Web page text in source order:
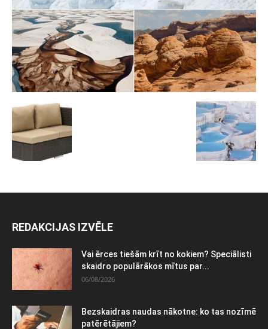
REDAKCIJAS IZVĒLE
Vai ērces tiešām krīt no kokiem? Speciālisti
skaidro populārākos mītus par...
06/08/2026
Bezskaidras naudas nākotne: ko tas nozīmē
patērētājiem?